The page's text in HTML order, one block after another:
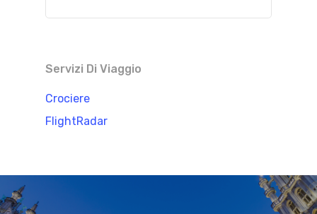
Servizi Di Viaggio
Crociere
FlightRadar